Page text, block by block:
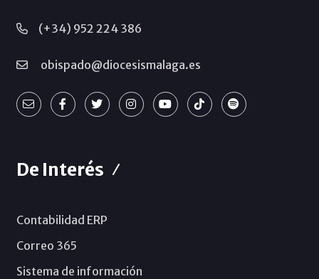
(+34) 952 224 386
obispado@diocesismalaga.es
De Interés
Contabilidad ERP
Correo 365
Sistema de información